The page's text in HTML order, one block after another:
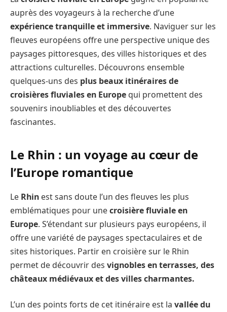
auprès des voyageurs à la recherche d’une
expérience tranquille et immersive. Naviguer sur les
fleuves européens offre une perspective unique des
paysages pittoresques, des villes historiques et des
attractions culturelles. Découvrons ensemble
quelques-uns des plus beaux itinéraires de
croisières fluviales en Europe qui promettent des
souvenirs inoubliables et des découvertes
fascinantes.
Le Rhin : un voyage au cœur de
l’Europe romantique
Le Rhin est sans doute l’un des fleuves les plus
emblématiques pour unecroisière fluviale en
Europe. S’étendant sur plusieurs pays européens, il
offre une variété de paysages spectaculaires et de
sites historiques. Partir en croisière sur le Rhin
permet de découvrir des vignobles en terrasses, des
châteaux médiévaux et des villes charmantes.
L’un des points forts de cet itinéraire est la vallée du